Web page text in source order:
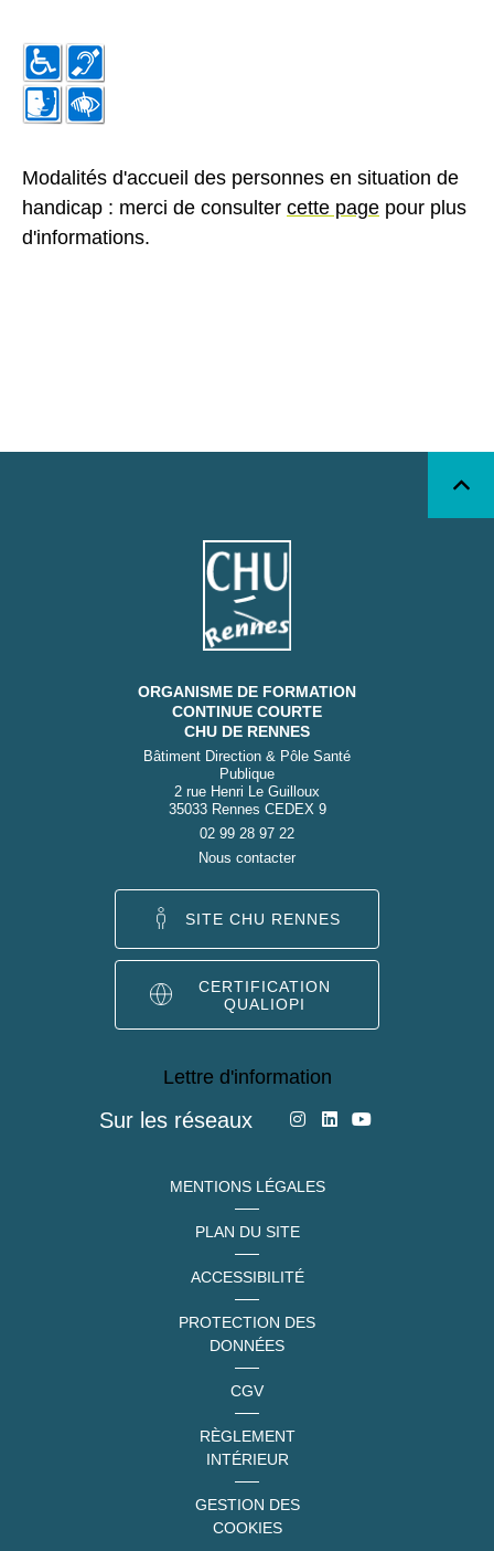
Modalités d'accueil des personnes en situation de
handicap : merci de consulter cette page pour plus
d'informations.
ORGANISME DE FORMATION
CONTINUE COURTE
CHU DE RENNES
Bâtiment Direction & Pôle Santé
Publique
2 rue Henri Le Guilloux
35033 Rennes CEDEX 9
02 99 28 97 22
Nous contacter
SITE CHU RENNES
CERTIFICATION
QUALIOPI
Lettre d'information
Sur les réseaux
MENTIONS LÉGALES
PLAN DU SITE
ACCESSIBILITÉ
PROTECTION DES
DONNÉES
CGV
RÈGLEMENT
INTÉRIEUR
GESTION DES
COOKIES